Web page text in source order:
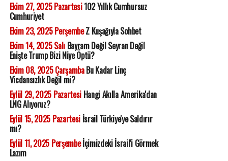
Ekim 27, 2025 Pazartesi102 Yıllık Cumhursuz
Cumhuriyet
Ekim 23, 2025 PerşembeZ Kuşağıyla Sohbet
Ekim 14, 2025 SalıBayram Değil Seyran Değil
Enişte Trump Bizi Niye Öptü?
Ekim 08, 2025 ÇarşambaBu Kadar Linç
Vicdansızlık Değil mi?
Eylül 29, 2025 PazartesiHangi Akılla Amerika'dan
LNG Alıyoruz?
Eylül 15, 2025 Pazartesiİsrail Türkiye'ye Saldırır
mı?
Eylül 11, 2025 Perşembeİçimizdeki İsrail'i Görmek
Lazım